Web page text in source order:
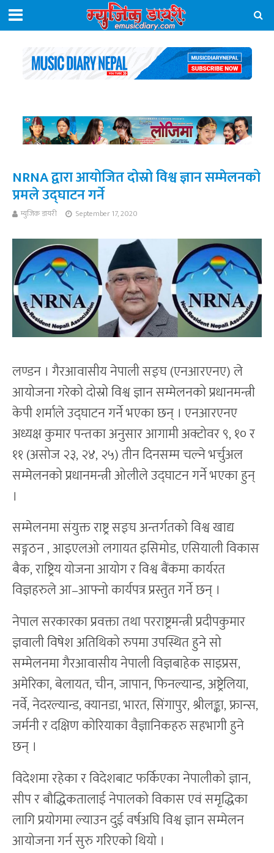
NRNA द्वारा आयोजित दोस्रो विश्व ज्ञान सम्मेलनको
प्रमले उद्घाटन गर्ने
म्युजिक डायरी September 17, 2020
लण्डन । गैरआवासीय नेपाली सङ्घ (एनआरएनए) ले
आयोजना गरेको दोस्रो विश्व ज्ञान सम्मेलनको प्रधानमन्त्री
केपी शर्माले उद्घाटन गर्ने भएका छन् । एनआरएनए
अध्यक्ष कुमार पन्तका अनुसार आगामी अक्टोवर ९, १० र
११ (असोज २३, २४, २५) तीन दिनसम्म चल्ने भर्चुअल
सम्मेलनको प्रधानमन्त्री ओलीले उद्घाटन गर्ने भएका हुन्
।
सम्मेलनमा संयुक्त राष्ट्र सङ्घ अन्तर्गतको विश्व खाद्य
सङ्गठन , आइएलओ लगायत इसिमोड, एसियाली विकास
बैक, राष्ट्रिय योजना आयोग र विश्व बैंकमा कार्यरत
विज्ञहरुले आ–आफ्नो कार्यपत्र प्रस्तुत गर्ने छन् ।
नेपाल सरकारका प्रवक्ता तथा परराष्ट्रमन्त्री प्रदीपकुमार
ज्ञवाली विषेश अतिथिको रुपमा उपस्थित हुने सो
सम्मेलनमा गैरआवासीय नेपाली विज्ञबाहेक साइप्रस,
अमेरिका, बेलायत, चीन, जापान, फिनल्यान्ड, अष्ट्रेलिया,
नर्वे, नेदरल्यान्ड, क्यानडा, भारत, सिंगापुर, श्रीलङ्का, फ्रान्स,
जर्मनी र दक्षिण कोरियाका वैज्ञानिकहरु सहभागी हुने
छन् ।
विदेशमा रहेका र विदेशबाट फर्किएका नेपालीको ज्ञान,
सीप र बौद्धिकतालाई नेपालको विकास एवं समृद्धिका
लागि प्रयोगमा ल्याउन दुई वर्षअघि विश्व ज्ञान सम्मेलन
आयोजना गर्न सुरु गरिएको थियो ।